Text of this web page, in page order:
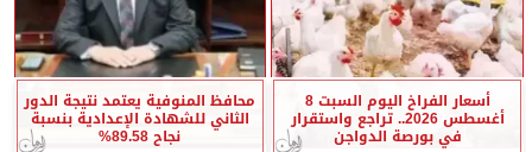
أسعار الفراخ اليوم السبت 8
أغسطس 2026.. تراجع واستقرار
في بورصة الدواجن
محافظ المنوفية يعتمد نتيجة الدور
الثاني للشهادة الإعدادية بنسبة
نجاح 89.58%